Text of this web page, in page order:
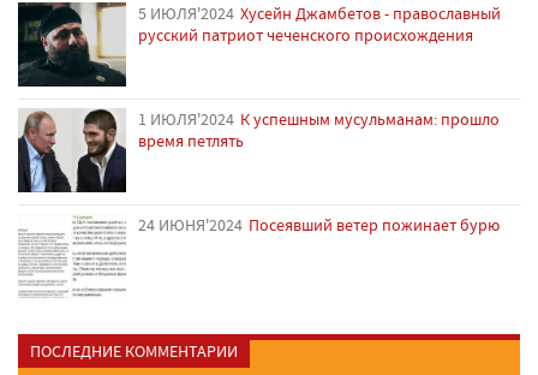
5 ИЮЛЯ'2024 Хусейн Джамбетов - православный
русский патриот чеченского происхождения
1 ИЮЛЯ'2024 К успешным мусульманам: прошло
время петлять
24 ИЮНЯ'2024 Посеявший ветер пожинает бурю
ПОСЛЕДНИЕ КОММЕНТАРИИ